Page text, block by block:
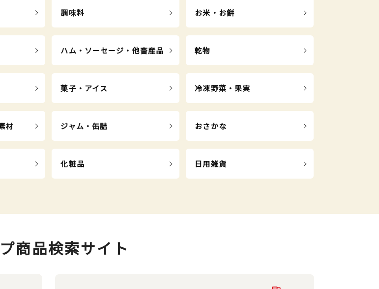
調味料 お米・お餅
ハム・ソーセージ・他畜産品 乾物
菓子・アイス 冷凍野菜・果実
材 ジャム・缶詰 おさかな
化粧品 日用雑貨
商品検索サイト